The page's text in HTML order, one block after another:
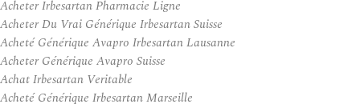
Acheter Irbesartan Pharmacie Ligne
Acheter Du Vrai Générique Irbesartan Suisse
Acheté Générique Avapro Irbesartan Lausanne
Acheter Générique Avapro Suisse
Achat Irbesartan Veritable
Acheté Générique Irbesartan Marseille